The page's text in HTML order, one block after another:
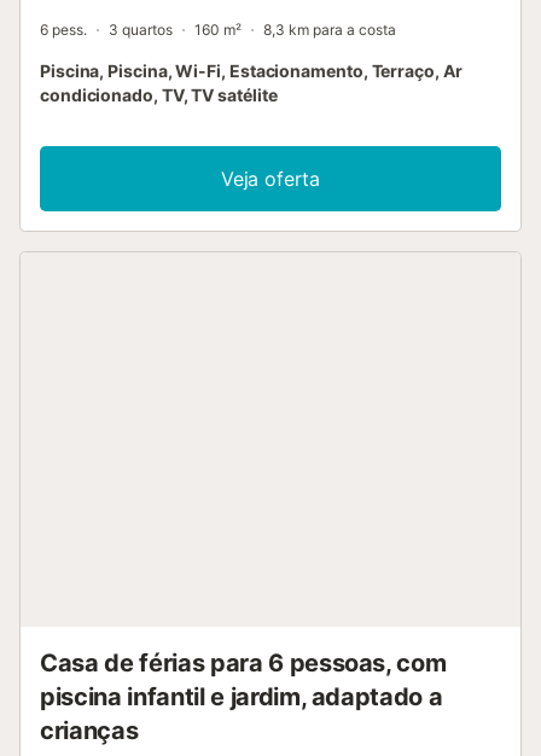
6 pess. 3 quartos 160 m² 8,3 km para a costa
Piscina, Piscina, Wi-Fi, Estacionamento, Terraço, Ar
condicionado, TV, TV satélite
Veja oferta
Casa de férias para 6 pessoas, com
piscina infantil e jardim, adaptado a
crianças